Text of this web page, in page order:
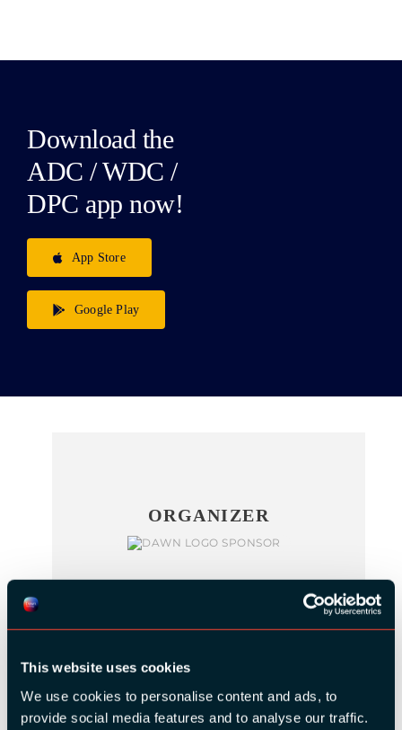
This website uses cookies
We use cookies to personalise content and ads, to
provide social media features and to analyse our traffic.
Download the
ADC / WDC /
DPC app now!
App Store
Google Play
ORGANIZER
GOLD SPONSORS: